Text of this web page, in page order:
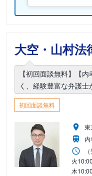
大空・山村法
【初回面談無料】【
く、経験豊富な弁護士
初回面談無料
火
木